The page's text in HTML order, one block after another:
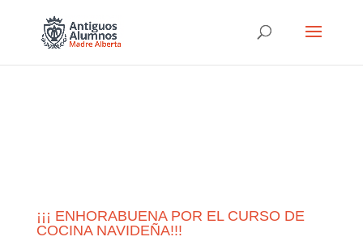
¡¡¡ ENHORABUENA POR EL CURSO DE
COCINA NAVIDEÑA!!!